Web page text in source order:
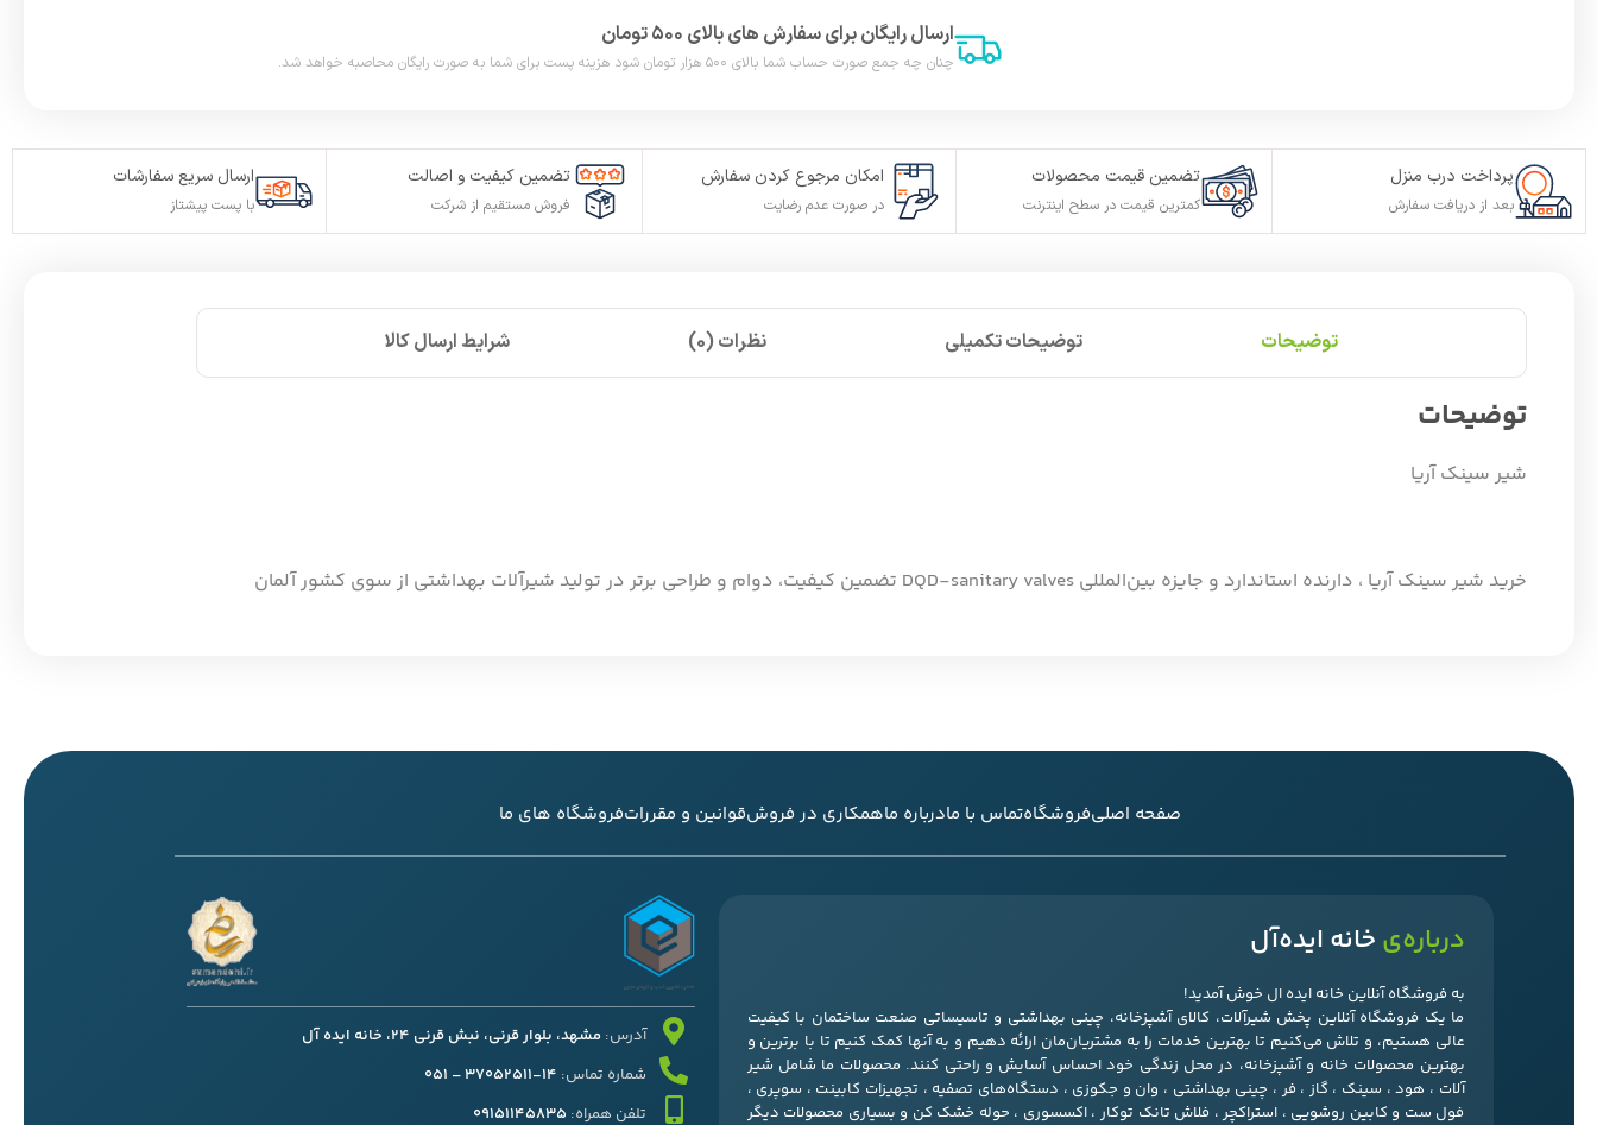
ارسال رایگان برای سفارش های بالای ۵۰۰ تومان
چنان چه جمع صورت حساب شما بالای ۵۰۰ هزار تومان شود هزینه پست برای شما به صورت رایگان محاصبه خواهد شد.
پرداخت درب منزل
بعد از دریافت سفارش
تضمین قیمت محصولات
کمترین قیمت در سطح اینترنت
امکان مرجوع کردن سفارش
در صورت عدم رضایت
تضمین کیفیت و اصالت
فروش مستقیم از شرکت
ارسال سریع سفارشات
با پست پیشتاز
توضیحات توضیحات تکمیلی نظرات (0) شرایط ارسال کالا
توضیحات
شیر سینک آریا
خرید شیر سینک آریا ، دارنده استاندارد و جایزه بین‌المللی DQD-sanitary valves تضمین کیفیت، دوام و طراحی برتر در تولید شیرآلات بهداشتی از سوی کشور آلمان
صفحه اصلیفروشگاهتماس با مادرباره ماهمکاری در فروشقوانین و مقرراتفروشگاه های ما
درباره‌ی خانه ایده‌آل
به فروشگاه آنلاین خانه ایده ال خوش آمدید!
ما یک فروشگاه آنلاین پخش شیرآلات، کالای آشپزخانه، چینی بهداشتی و تاسیساتی صنعت ساختمان با کیفیت
عالی هستیم، و تلاش می‌کنیم تا بهترین خدمات را به مشتریان‌مان ارائه دهیم و به آنها کمک کنیم تا با برترین و
بهترین محصولات خانه و آشپزخانه، در محل زندگی خود احساس آسایش و راحتی کنند. محصولات ما شامل شیر
آلات ، هود ، سینک ، گاز ، فر ، چینی بهداشتی ، وان و جکوزی ، دستگاه‌های تصفیه ، تجهیزات کابینت ، سوپری ،
فول ست و کابین روشویی ، استراکچر ، فلاش تانک توکار ، اکسسوری ، حوله خشک کن و بسیاری محصولات دیگر
آدرس: مشهد، بلوار قرنی، نبش قرنی 24، خانه ایده آل
شماره تماس: 14-37052511 – 051
تلفن همراه: 09151145835